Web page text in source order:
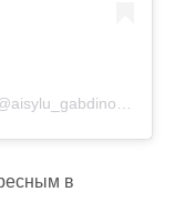
в